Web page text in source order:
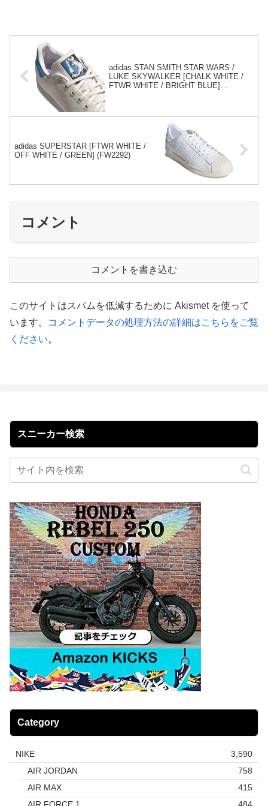
adidas STAN SMITH STAR WARS /
LUKE SKYWALKER [CHALK WHITE /
FTWR WHITE / BRIGHT BLUE]
adidas SUPERSTAR [FTWR WHITE /
OFF WHITE / GREEN] (FW2292)
コメント
コメントを書き込む
このサイトはスパムを低減するために Akismet を使って
います。
コメントデータの処理方法の詳細はこちらをご覧
ください。
スニーカー検索
Category
NIKE
3,590
AIR JORDAN
758
AIR MAX
415